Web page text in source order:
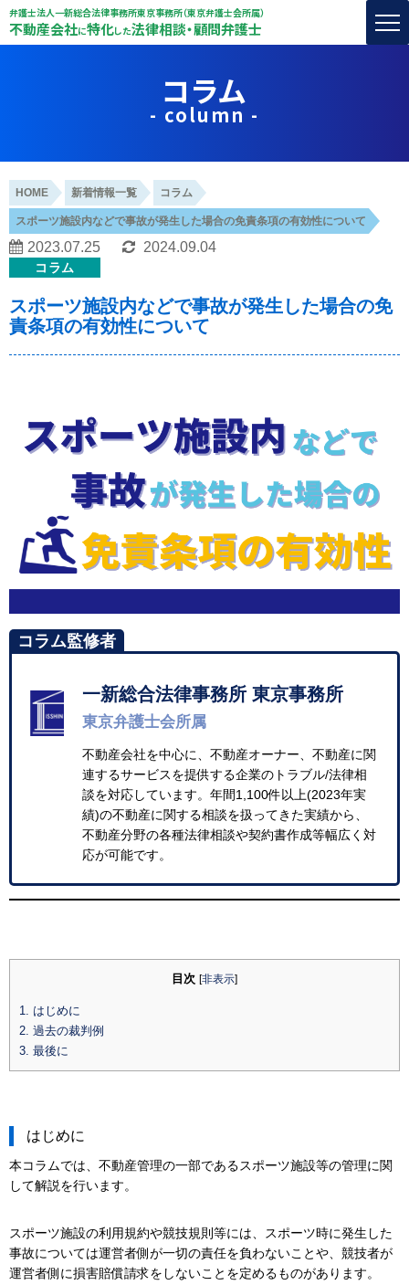
弁護士法人一新総合法律事務所東京事務所（東京弁護士会所属）
不動産会社に特化した法律相談・顧問弁護士
コラム
- column -
HOME 新着情報一覧 コラム
スポーツ施設内などで事故が発生した場合の免責条項の有効性について
2023.07.25 2024.09.04
コラム
スポーツ施設内などで事故が発生した場合の免
責条項の有効性について
コラム監修者
一新総合法律事務所 東京事務所
東京弁護士会所属
不動産会社を中心に、不動産オーナー、不動産に関
連するサービスを提供する企業のトラブル/法律相
談を対応しています。年間1,100件以上(2023年実
績)の不動産に関する相談を扱ってきた実績から、
不動産分野の各種法律相談や契約書作成等幅広く対
応が可能です。
目次 [非表示]
はじめに
過去の裁判例
最後に
はじめに
本コラムでは、不動産管理の一部であるスポーツ施設等の管理に関
して解説を行います。
スポーツ施設の利用規約や競技規則等には、スポーツ時に発生した
事故については運営者側が一切の責任を負わないことや、競技者が
運営者側に損害賠償請求をしないことを定めるものがあります。